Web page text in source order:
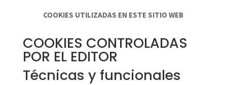
COOKIES UTILIZADAS EN ESTE SITIO WEB
COOKIES CONTROLADAS
POR EL EDITOR
Técnicas y funcionales